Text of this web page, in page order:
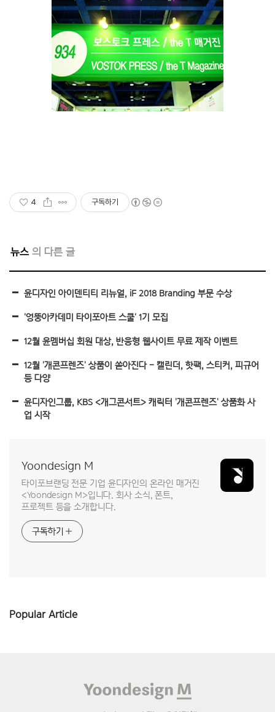
4 구독하기
뉴스
윤디자인 아이덴티티 리뉴얼, iF 2018 Branding 부문 수상
'엉뚱아카데미 타이포아트 스쿨' 1기 모집
12월 윤멤버십 회원 대상, 반응형 웹사이트 무료 제작 이벤트
12월 '개콘프렌즈' 상품이 쏟아진다 - 캘린더, 핫팩, 스티커, 피규어
등 다양
윤디자인그룹, KBS <개그콘서트> 캐릭터 '개콘프렌즈' 상품화 사
업 시작
Yoondesign M
타이포브랜딩 전문 기업 윤디자인의 온라인 매거진
<Yoondesign M>입니다. 회사 소식, 폰트,
프로젝트 등을 소개합니다.
구독하기
Popular Article